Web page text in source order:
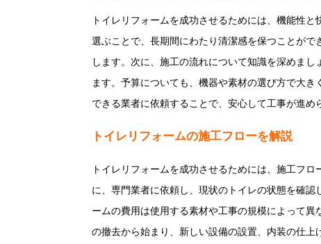
トイレリフォームを成功させるためには、機能性
選ぶことで、長期間にわたり清潔感を保つことが
します。次に、施工の流れについて知識を深めま
ます。予算についても、機器や素材の選び方で大
できる業者に依頼することで、安心して工事が進め
トイレリフォームの施工フローを解説
トイレリフォームを成功させるためには、施工フ
に、専門業者に依頼し、現状のトイレの状態を確
ームの費用は使用する素材や工事の規模によって
の撤去から始まり、新しい設備の設置、内装の仕